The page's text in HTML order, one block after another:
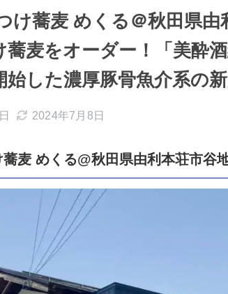
け蕎麦 めくる＠秋田県由
蕎麦をオーダー！「美酔
始した濃厚豚骨魚介系の
2024年7月8日
麦 めくる@秋田県由利本荘市谷